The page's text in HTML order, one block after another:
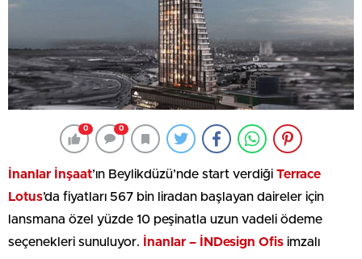
0 0
İnanlar İnşaat’ın Beylikdüzü’nde start verdiği Terrace
Lotus’da fiyatları 567 bin liradan başlayan daireler için
lansmana özel yüzde 10 peşinatla uzun vadeli ödeme
seçenekleri sunuluyor.
İnanlar – İNDesign Ofis imzalı